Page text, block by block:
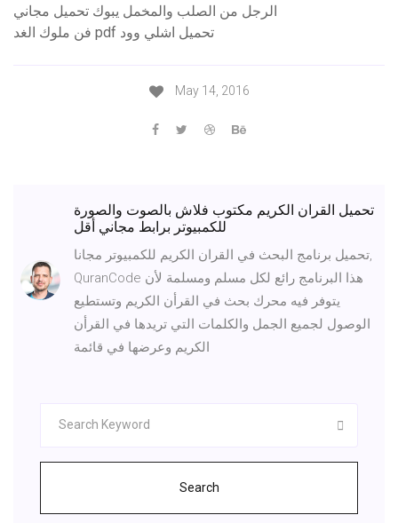
الرجل من الصلب والمخمل يبوك تحميل مجاني
فن ملوك الغد pdf تحميل اشلي وود
May 14, 2016
تحميل القران الكريم مكتوب فلاش بالصوت والصورة
للكمبيوتر برابط مجاني أقل
تحميل برنامج البحث في القران الكريم للكمبيوتر مجانا,
QuranCode هذا البرنامج رائع لكل مسلم ومسلمة لأن
يتوفر فيه محرك بحث في القرأن الكريم وتستطيع
الوصول لجميع الجمل والكلمات التي تريدها في القرأن
الكريم وعرضها في قائمة
Search